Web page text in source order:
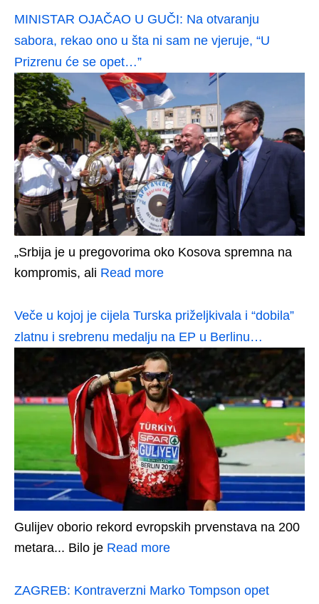
MINISTAR OJAČAO U GUČI: Na otvaranju
sabora, rekao ono u šta ni sam ne vjeruje, “U
Prizrenu će se opet…”
„Srbija je u pregovorima oko Kosova spremna na
kompromis, ali Read more
Veče u kojoj je cijela Turska priželjkivala i “dobila”
zlatnu i srebrenu medalju na EP u Berlinu…
Gulijev oborio rekord evropskih prvenstava na 200
metara... Bilo je Read more
ZAGREB: Kontraverzni Marko Tompson opet